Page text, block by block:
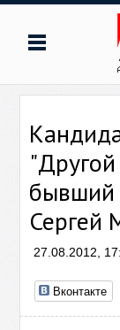
бывший
Сергей
27.08.2012,
Вконтакте